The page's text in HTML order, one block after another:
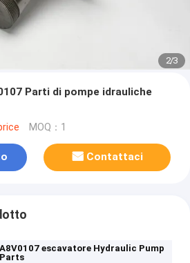
2/3
Parti di pompe idrauliche
MOQ：1
Contattaci
A8V0107 escavatore Hydraulic Pump
Parts